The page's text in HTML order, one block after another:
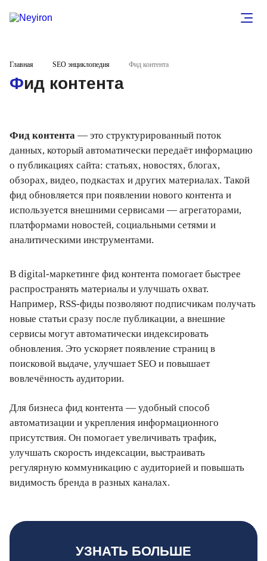
Главная SEO энциклопедия Фид контента
Фид контента
Фид контента — это структурированный поток
данных, который автоматически передаёт информацию
о публикациях сайта: статьях, новостях, блогах,
обзорах, видео, подкастах и других материалах. Такой
фид обновляется при появлении нового контента и
используется внешними сервисами — агрегаторами,
платформами новостей, социальными сетями и
аналитическими инструментами.
В digital-маркетинге фид контента помогает быстрее
распространять материалы и улучшать охват.
Например, RSS-фиды позволяют подписчикам получать
новые статьи сразу после публикации, а внешние
сервисы могут автоматически индексировать
обновления. Это ускоряет появление страниц в
поисковой выдаче, улучшает SEO и повышает
вовлечённость аудитории.
Для бизнеса фид контента — удобный способ
автоматизации и укрепления информационного
присутствия. Он помогает увеличивать трафик,
улучшать скорость индексации, выстраивать
регулярную коммуникацию с аудиторией и повышать
видимость бренда в разных каналах.
УЗНАТЬ БОЛЬШЕ